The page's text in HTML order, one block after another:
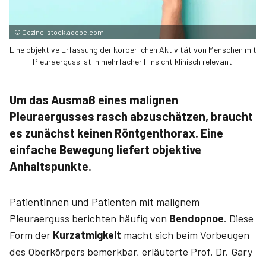
© Cozine–stock.adobe.com
Eine objektive Erfassung der körperlichen Aktivität von Menschen mit
Pleuraerguss ist in mehrfacher Hinsicht klinisch relevant.
Um das Ausmaß eines malignen
Pleuraergusses rasch abzuschätzen, braucht
es zunächst keinen Röntgenthorax. Eine
einfache Bewegung liefert objektive
Anhaltspunkte.
Patientinnen und Patienten mit malignem
Pleuraerguss berichten häufig von Bendopnoe. Diese
Form der Kurzatmigkeit macht sich beim Vorbeugen
des Oberkörpers bemerkbar, erläuterte Prof. Dr. Gary